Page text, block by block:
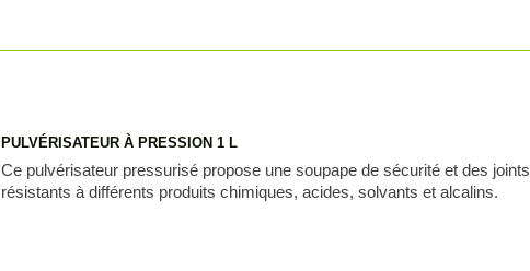
PULVÉRISATEUR À PRESSION 1 L
Ce pulvérisateur pressurisé propose une soupape de sécurité et des joints
résistants à différents produits chimiques, acides, solvants et alcalins.